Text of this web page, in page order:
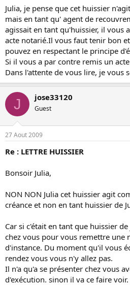
Julia, je pense que cet huissier
mais en tant qu' agent de
agissait en tant qu'huissier, il vous
acte notarié.Il vous faut tenir bon
pouvez en respectant le principe
Si il vous a par contre remis un
Dans l'attente de vous lire, je vous
J jose33120
Guest
27 Aout 2009
Re : LETTRE HUISSIER
Bonsoir Julia,
NON NON Julia cet huissier agit
créance et non en tant huissier de
Car si c'était en tant que huissier
chez vous pour vous remettre
d'instance. Du moment qu'il vous
rendez vous vous n'y allez pas.
Il n'a qu'a se présenter chez vous
d'exécution. sinon il va ce faire voir.